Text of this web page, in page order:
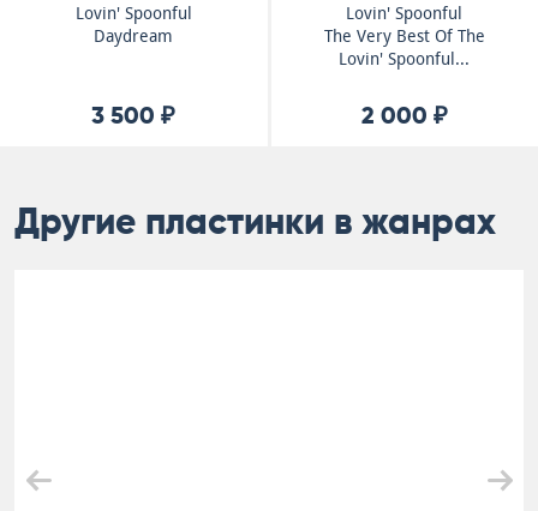
Lovin' Spoonful
Daydream
3 500 ₽
Lovin' Spoonful
The Very Best Of The
Lovin' Spoonful...
2 000 ₽
Другие пластинки в жанрах